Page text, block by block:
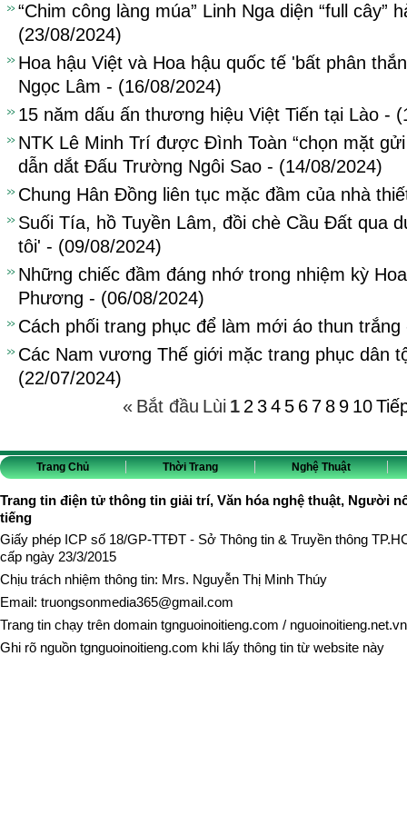
“Chim công làng múa” Linh Nga diện “full cây”
(23/08/2024)
Hoa hậu Việt và Hoa hậu quốc tế 'bất phân
Ngọc Lâm - (16/08/2024)
15 năm dấu ấn thương hiệu Việt Tiến tại Lào -
NTK Lê Minh Trí được Đình Toàn “chọn mặt
dẫn dắt Đấu Trường Ngôi Sao - (14/08/2024)
Chung Hân Đồng liên tục mặc đầm của nhà
Suối Tía, hồ Tuyền Lâm, đồi chè Cầu Đất qua
tôi' - (09/08/2024)
Những chiếc đầm đáng nhớ trong nhiệm kỳ
Phương - (06/08/2024)
Cách phối trang phục để làm mới áo thun
Các Nam vương Thế giới mặc trang phục dân
(22/07/2024)
« Bắt đầu Lùi 1 2 34 5 6 7 8 9 10
Trang Chủ Thời Trang Nghệ Thuật
Trang tin điện tử thông tin giải trí, Văn hóa nghệ thuật, Người
tiếng
Giấy phép ICP số 18/GP-TTĐT - Sở Thông tin & Truyền thông
cấp ngày 23/3/2015
Chịu trách nhiệm thông tin: Mrs. Nguyễn Thị Minh Thúy
Email: truongsonmedia365@gmail.com
Trang tin chạy trên domain tgnguoinoitieng.com / nguoinoitieng.net.vn
Ghi rõ nguồn tgnguoinoitieng.com khi lấy thông tin từ website này